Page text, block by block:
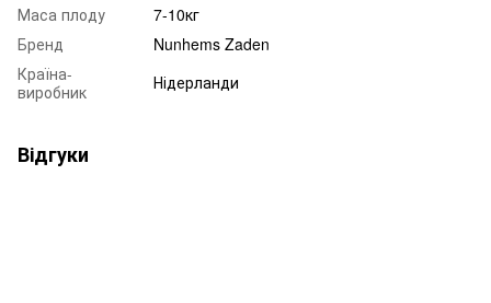
Маса плоду
7-10кг
Бренд
Nunhems Zaden
Країна-
виробник
Нідерланди
Відгуки